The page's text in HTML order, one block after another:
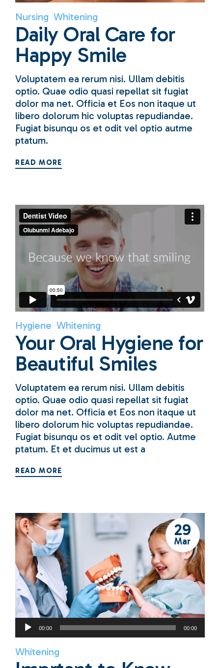
Nursing Whitening
Daily Oral Care for
Happy Smile
Voluptatem ea rerum nisi. Ullam debitis
optio. Quae odio quasi repellat sit fugiat
dolor ma net. Officia et Eos non itaque ut
libero dolorum hic voluptas repudiandae.
Fugiat bisunqu os et odit vel optio autme
ptatum.
READ MORE
Hygiene Whitening
Your Oral Hygiene for
Beautiful Smiles
Voluptatem ea rerum nisi. Ullam debitis
optio. Quae odio quasi repellat sit fugiat
dolor ma net. Officia et Eos non itaque ut
libero dolorum hic voluptas repudiandae.
Fugiat bisunqu os et odit vel optio. Autme
ptatum. Et et ducimus ut est a
READ MORE
29
Mar
Audio
Player
00:00 00:00
Whitening